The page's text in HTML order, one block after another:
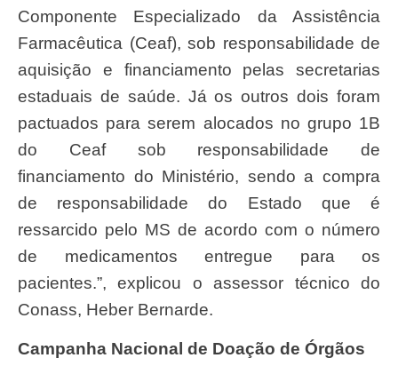
Componente Especializado da Assistência
Farmacêutica (Ceaf), sob responsabilidade de
aquisição e financiamento pelas secretarias
estaduais de saúde. Já os outros dois foram
pactuados para serem alocados no grupo 1B
do Ceaf sob responsabilidade de
financiamento do Ministério, sendo a compra
de responsabilidade do Estado que é
ressarcido pelo MS de acordo com o número
de medicamentos entregue para os
pacientes.”, explicou o assessor técnico do
Conass, Heber Bernarde.
Campanha Nacional de Doação de Órgãos